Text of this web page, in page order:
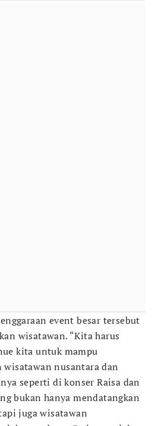
event besar tersebut
wisatawan. “Kita harus
kita untuk mampu
wisatawan nusantara dan
seperti di konser Raisa dan
bukan hanya mendatangkan
juga wisatawan